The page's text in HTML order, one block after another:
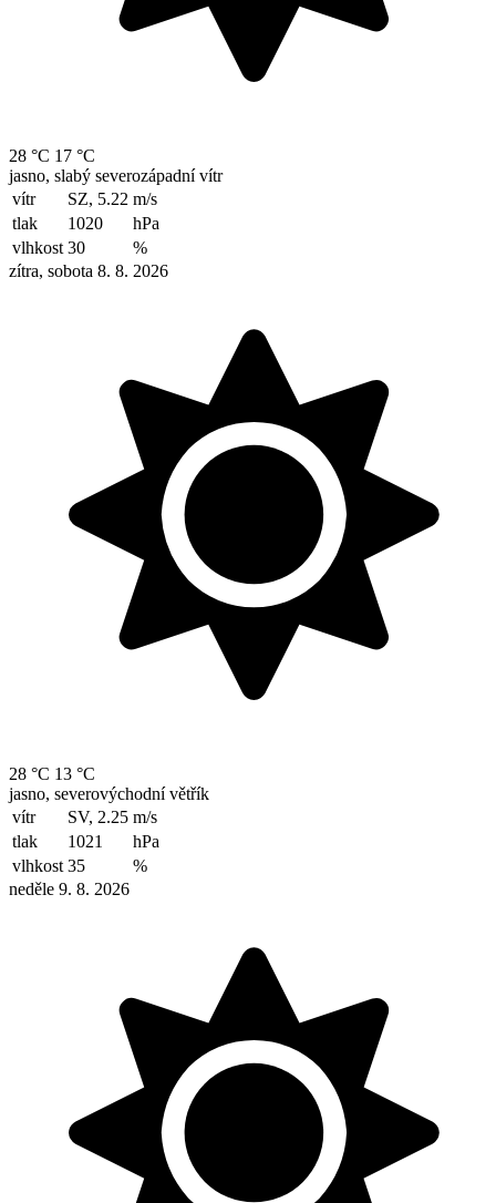
28 °C 17 °C
jasno, slabý severozápadní vítr
vítr
SZ, 5.22 m/s
tlak
1020
hPa
vlhkost 30
%
zítra, sobota 8. 8. 2026
28 °C 13 °C
jasno, severovýchodní větřík
vítr
SV, 2.25 m/s
tlak
1021
hPa
vlhkost 35
%
neděle 9. 8. 2026